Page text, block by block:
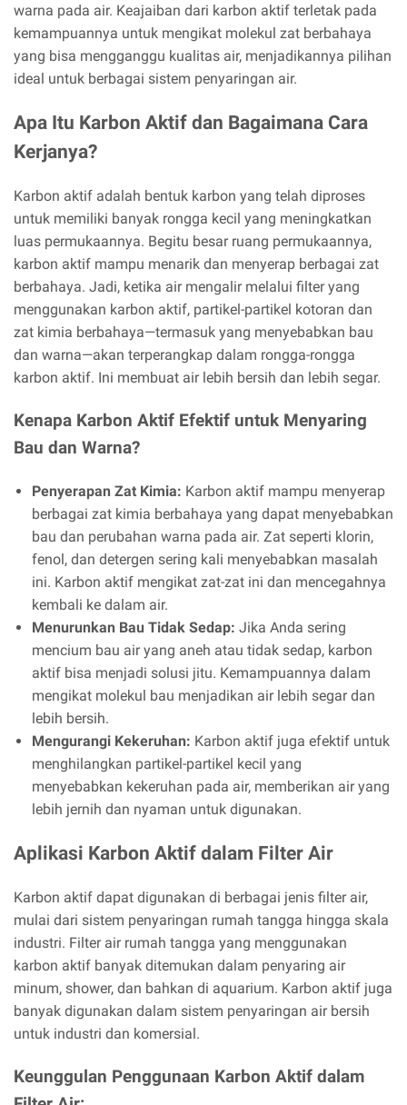
warna pada air. Keajaiban dari karbon aktif terletak pada
kemampuannya untuk mengikat molekul zat berbahaya
yang bisa mengganggu kualitas air, menjadikannya pilihan
ideal untuk berbagai sistem penyaringan air.
Apa Itu Karbon Aktif dan Bagaimana Cara
Kerjanya?
Karbon aktif adalah bentuk karbon yang telah diproses
untuk memiliki banyak rongga kecil yang meningkatkan
luas permukaannya. Begitu besar ruang permukaannya,
karbon aktif mampu menarik dan menyerap berbagai zat
berbahaya. Jadi, ketika air mengalir melalui filter yang
menggunakan karbon aktif, partikel-partikel kotoran dan
zat kimia berbahaya—termasuk yang menyebabkan bau
dan warna—akan terperangkap dalam rongga-rongga
karbon aktif. Ini membuat air lebih bersih dan lebih segar.
Kenapa Karbon Aktif Efektif untuk Menyaring
Bau dan Warna?
Penyerapan Zat Kimia: Karbon aktif mampu menyerap
berbagai zat kimia berbahaya yang dapat menyebabkan
bau dan perubahan warna pada air. Zat seperti klorin,
fenol, dan detergen sering kali menyebabkan masalah
ini. Karbon aktif mengikat zat-zat ini dan mencegahnya
kembali ke dalam air.
Menurunkan Bau Tidak Sedap: Jika Anda sering
mencium bau air yang aneh atau tidak sedap, karbon
aktif bisa menjadi solusi jitu. Kemampuannya dalam
mengikat molekul bau menjadikan air lebih segar dan
lebih bersih.
Mengurangi Kekeruhan: Karbon aktif juga efektif untuk
menghilangkan partikel-partikel kecil yang
menyebabkan kekeruhan pada air, memberikan air yang
lebih jernih dan nyaman untuk digunakan.
Aplikasi Karbon Aktif dalam Filter Air
Karbon aktif dapat digunakan di berbagai jenis filter air,
mulai dari sistem penyaringan rumah tangga hingga skala
industri. Filter air rumah tangga yang menggunakan
karbon aktif banyak ditemukan dalam penyaring air
minum, shower, dan bahkan di aquarium. Karbon aktif juga
banyak digunakan dalam sistem penyaringan air bersih
untuk industri dan komersial.
Keunggulan Penggunaan Karbon Aktif dalam